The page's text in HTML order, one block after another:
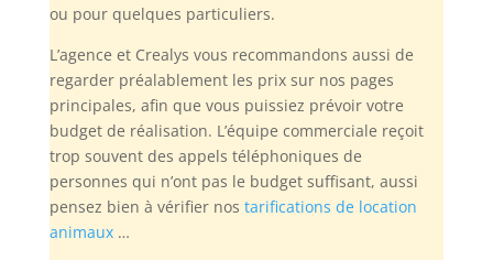
ou pour quelques particuliers.
L’agence et Crealys vous recommandons aussi de
regarder préalablement les prix sur nos pages
principales, afin que vous puissiez prévoir votre
budget de réalisation. L’équipe commerciale reçoit
trop souvent des appels téléphoniques de
personnes qui n’ont pas le budget suffisant, aussi
pensez bien à vérifier nos tarifications de location
animaux…